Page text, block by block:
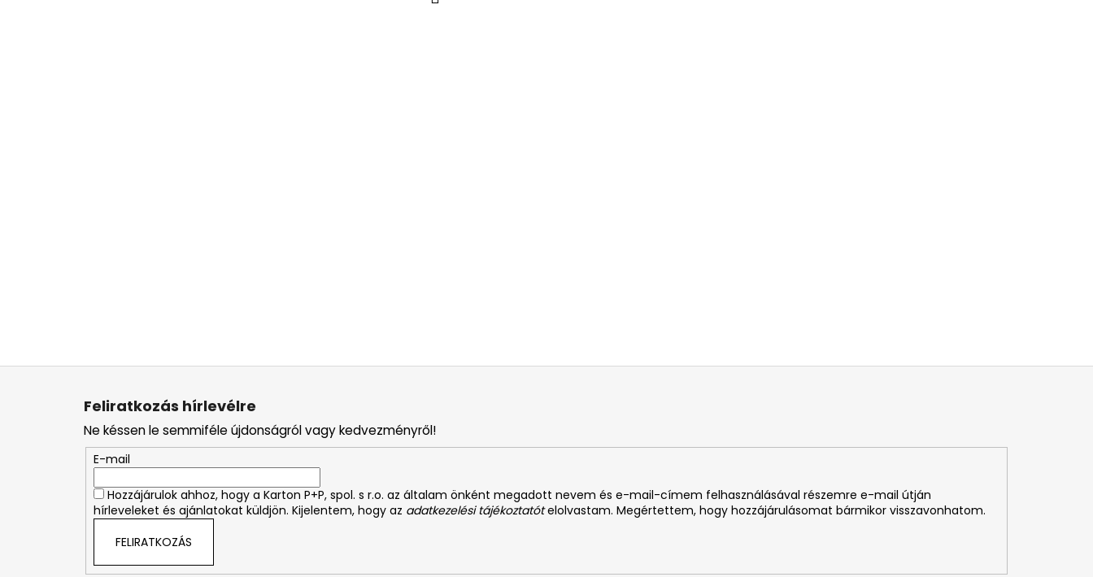
L
Feliratkozás hírlevélre
Ne késsen le semmiféle újdonságról vagy kedvezményről!
E-mail
Hozzájárulok ahhoz, hogy a Karton P+P, spol. s r.o. az általam önként megadott nevem és e-mail-címem felhasználásával részemre e-mail útján
hírleveleket és ajánlatokat küldjön. Kijelentem, hogy az adatkezelési tájékoztatótelolvastam. Megértettem, hogy hozzájárulásomat bármikor visszavonhatom.
FELIRATKOZÁS